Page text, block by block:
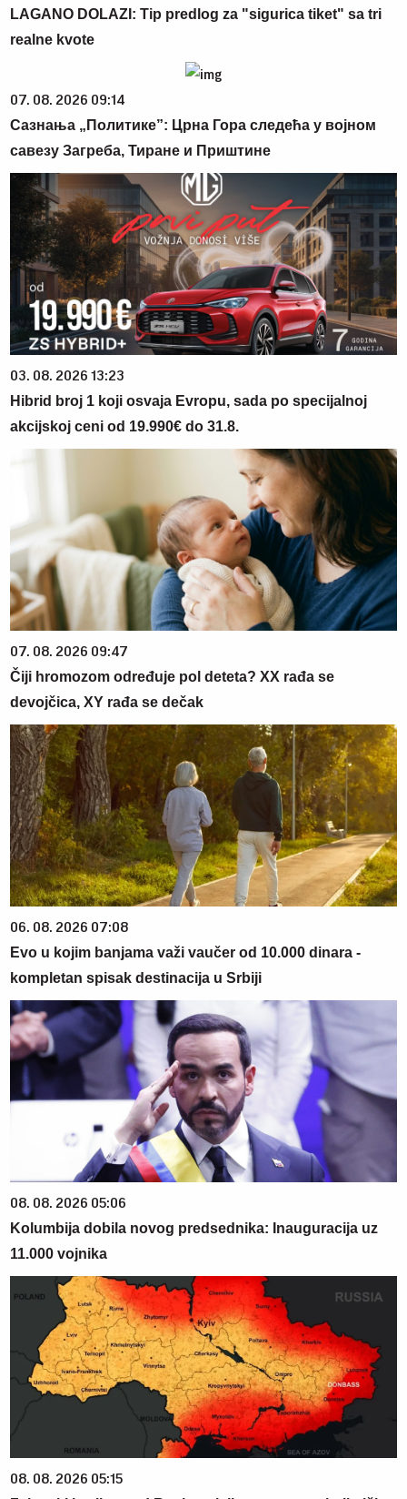
LAGANO DOLAZI: Tip predlog za "sigurica tiket" sa tri
realne kvote
07. 08. 2026 09:14
Сазнања „Политике”: Црна Гора следећа у војном
савезу Загреба, Тиране и Приштине
03. 08. 2026 13:23
Hibrid broj 1 koji osvaja Evropu, sada po specijalnoj
akcijskoj ceni od 19.990€ do 31.8.
07. 08. 2026 09:47
Čiji hromozom određuje pol deteta? XX rađa se
devojčica, XY rađa se dečak
06. 08. 2026 07:08
Evo u kojim banjama važi vaučer od 10.000 dinara -
kompletan spisak destinacija u Srbiji
08. 08. 2026 05:06
Kolumbija dobila novog predsednika: Inauguracija uz
11.000 vojnika
08. 08. 2026 05:15